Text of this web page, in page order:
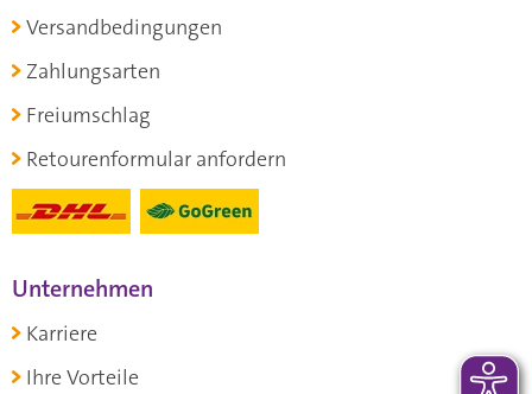
Versandbedingungen
Zahlungsarten
Freiumschlag
Retourenformular anfordern
Unternehmen
Karriere
Ihre Vorteile